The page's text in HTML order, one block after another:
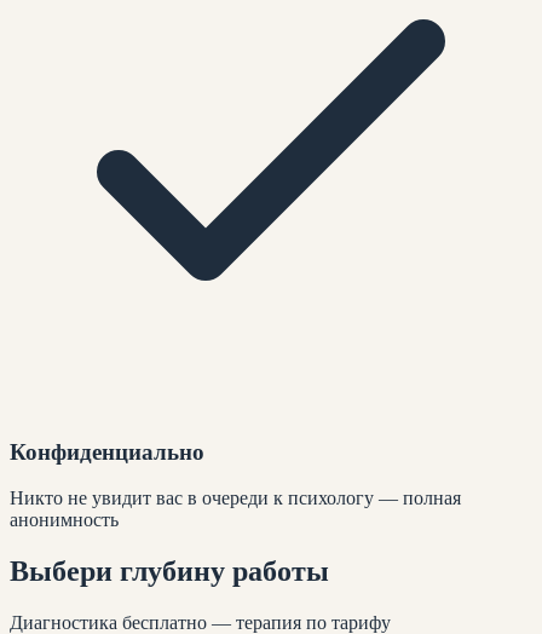
Конфиденциально
Никто не увидит вас в очереди к психологу — полная
анонимность
Выбери глубину работы
Диагностика бесплатно — терапия по тарифу